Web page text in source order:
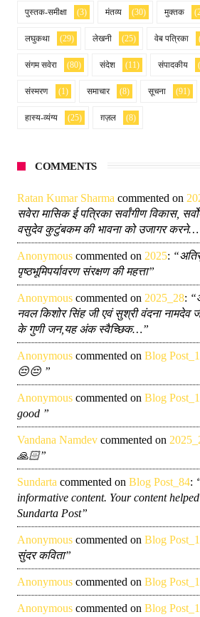
पुस्तक-समीक्षा (3) मंतव्य (30) मुक्तक
लघुकथा (29) लेखनी (25) वेब पत्रिका
संगम सवेरा (80) संदेश (11) संपादकीय
संस्मरण (1) समाचार (8) सूचना (91)
हास्य-व्यंग्य (25) ग़ज़ल (8)
COMMENTS
Ratan Kumar Sharma commented on
सवेरा मासिक ई पत्रिका सर्वांगीण विकास,
वसुदेव कुटुंबकम की भावना को उजागर
Anonymous commented on 2025:
पृष्ठभूमिपर्यावरण संरक्षण की महत्ता”
Anonymous commented on 2025_28:
नवल किशोर सिंह जी एवं सुश्री वंदना नामदेव
के गुणी जन,यह अंक स्वैच्छिक…”
Anonymous commented on Blog
😔😔 ”
Anonymous commented on Blog
good ”
Vandana Namdev commented on
🙏🏻”
Sundarta commented on Blog Post_84:
informative content. Your content
Sundarta Post”
Anonymous commented on Blog
सुंदर कविता”
Anonymous commented on Blog
Anonymous commented on Blog